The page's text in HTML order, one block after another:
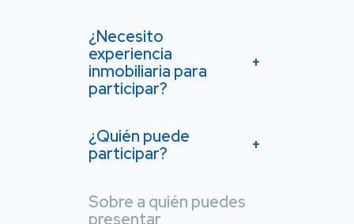
¿Necesito
experiencia
inmobiliaria para
participar?
+
¿Quién puede
participar?
+
Sobre a quién puedes
presentar